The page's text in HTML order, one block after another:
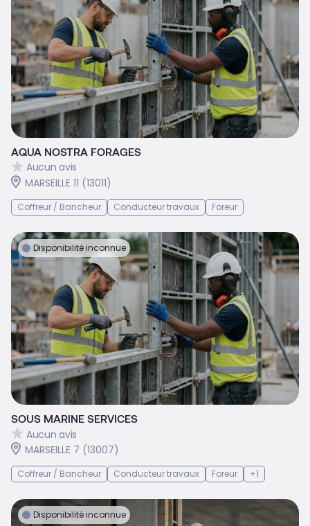
AQUA NOSTRA FORAGES
Aucun avis
MARSEILLE 11 (13011)
Coffreur / Bancheur Conducteur travaux Foreur
Disponibilité inconnue
SOUS MARINE SERVICES
Aucun avis
MARSEILLE 7 (13007)
Coffreur / Bancheur Conducteur travaux Foreur +1
Disponibilité inconnue